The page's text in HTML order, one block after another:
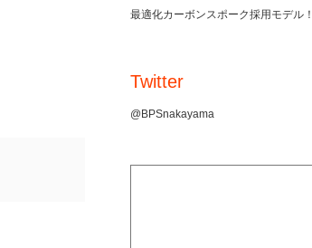
最適化カーボンスポーク採用モデル！
Twitter
@BPSnakayama